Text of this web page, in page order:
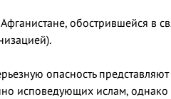
обострившейся в
опасность
исповедующих ислам,